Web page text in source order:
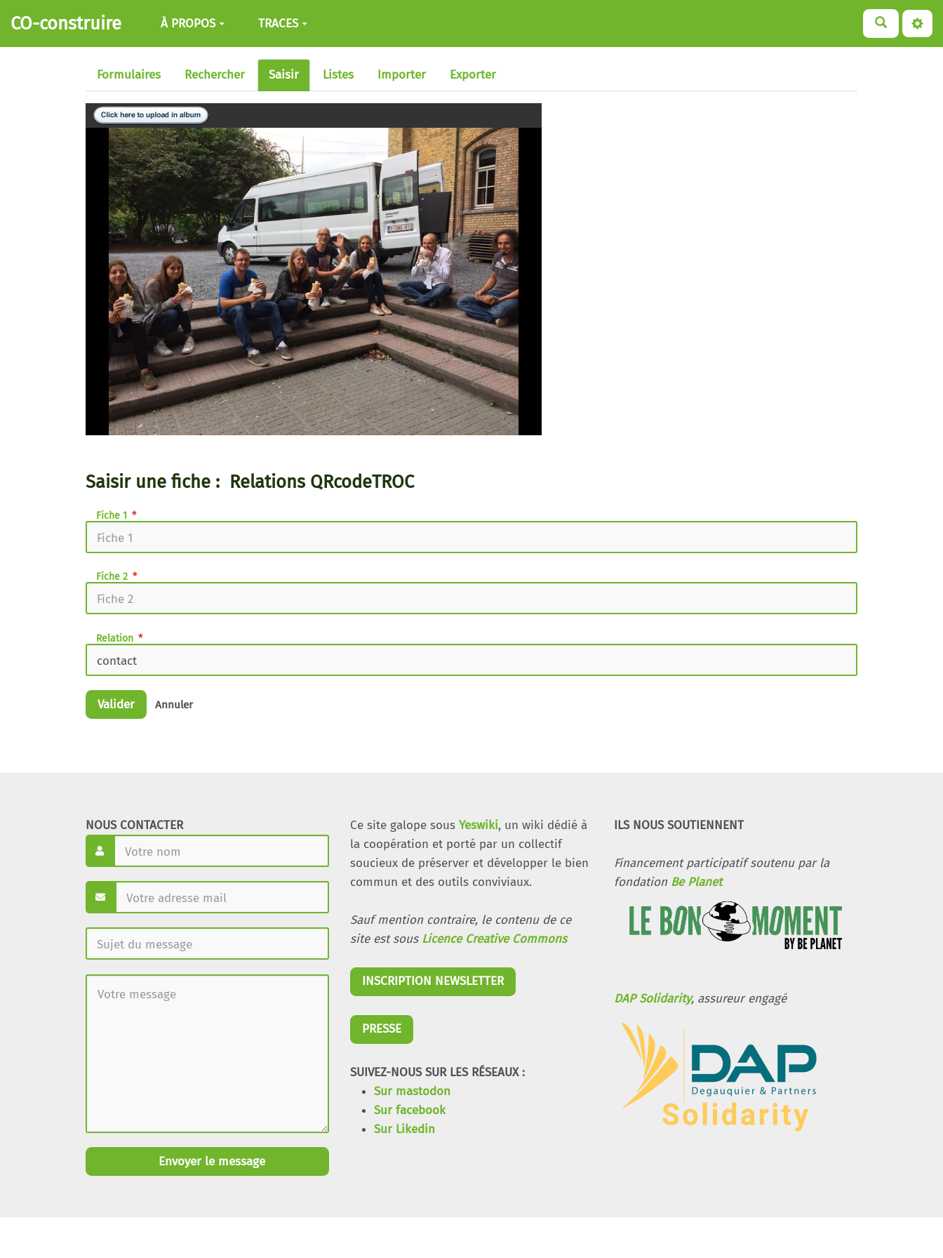
Aller au contenu principal
CO-construire À PROPOS TRACES
Formulaires Rechercher Saisir Listes Importer Exporter
Saisir une fiche : Relations QRcodeTROC
Fiche 1
Fiche 2
Relation
Valider Annuler
NOUS CONTACTER
Envoyer le message
Ce site galope sous Yeswiki, un wiki dédié à
la coopération et porté par un collectif
soucieux de préserver et développer le bien
commun et des outils conviviaux.
Sauf mention contraire, le contenu de ce
site est sous Licence Creative Commons
INSCRIPTION NEWSLETTER
PRESSE
SUIVEZ-NOUS SUR LES RÉSEAUX :
Sur mastodon
Sur facebook
Sur Likedin
ILS NOUS SOUTIENNENT
Financement participatif soutenu par la
fondation Be Planet
DAP Solidarity, assureur engagé